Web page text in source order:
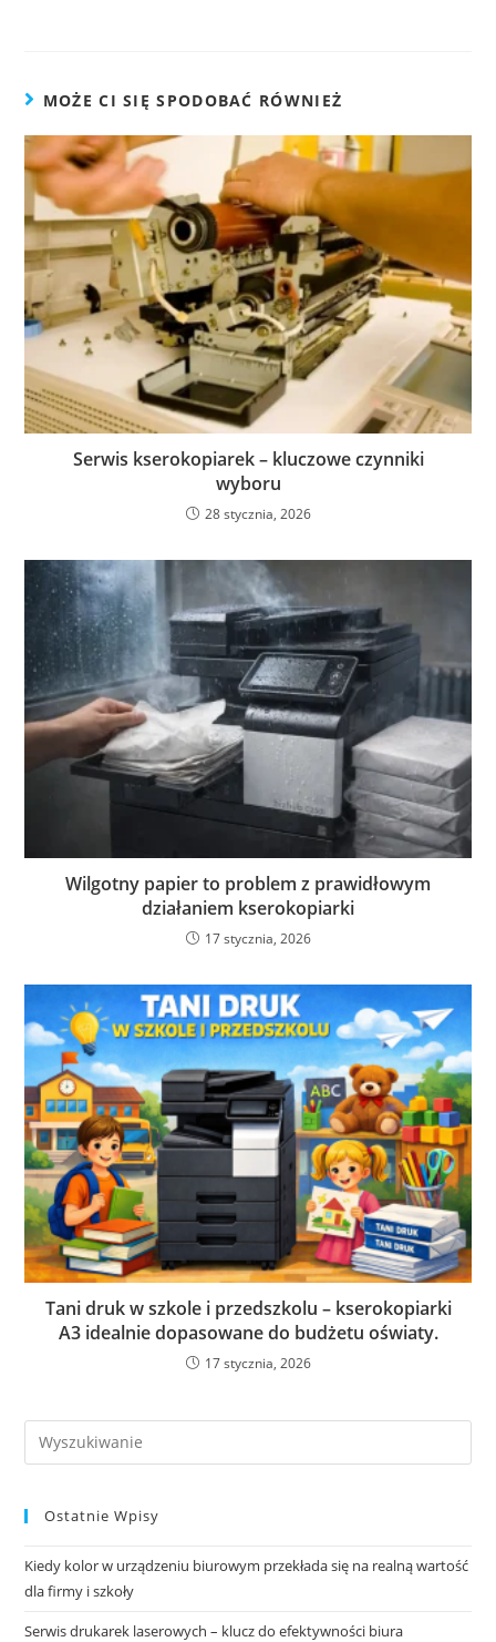
MOŻE CI SIĘ SPODOBAĆ RÓWNIEŻ
Serwis kserokopiarek – kluczowe czynniki
wyboru
28 stycznia, 2026
Wilgotny papier to problem z prawidłowym
działaniem kserokopiarki
17 stycznia, 2026
Tani druk w szkole i przedszkolu – kserokopiarki
A3 idealnie dopasowane do budżetu oświaty.
17 stycznia, 2026
Ostatnie Wpisy
Kiedy kolor w urządzeniu biurowym przekłada się na realną wartość
dla firmy i szkoły
Serwis drukarek laserowych – klucz do efektywności biura